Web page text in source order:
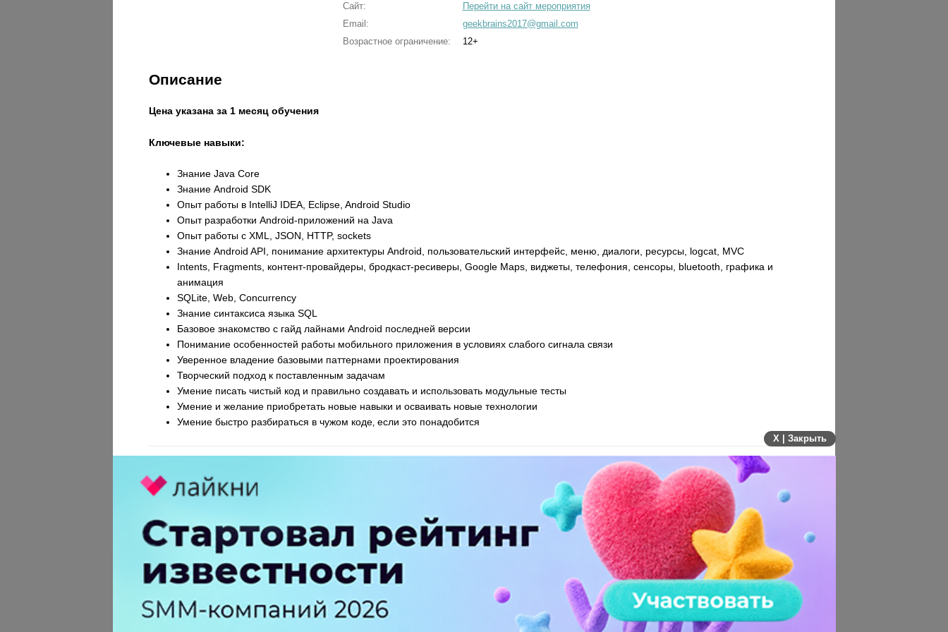
Сайт:
Перейти на сайт мероприятия
Email:
geekbrains2017@gmail.com
Возрастное ограничение:
12+
Описание
Цена указана за 1 месяц обучения
Ключевые навыки:
Знание Java Core
Знание Android SDK
Опыт работы в IntelliJ IDEA, Eclipse, Android Studio
Опыт разработки Android-приложений на Java
Опыт работы с XML, JSON, HTTP, sockets
Знание Android API, понимание архитектуры Android, пользовательский интерфейс, меню, диалоги, ресурсы, logcat, MVC
Intents, Fragments, контент-провайдеры, бродкаст-ресиверы, Google Maps, виджеты, телефония, сенсоры, bluetooth, графика и
анимация
SQLite, Web, Concurrency
Знание синтаксиса языка SQL
Базовое знакомство с гайд лайнами Android последней версии
Понимание особенностей работы мобильного приложения в условиях слабого сигнала связи
Уверенное владение базовыми паттернами проектирования
Творческий подход к поставленным задачам
Умение писать чистый код и правильно создавать и использовать модульные тесты
Умение и желание приобретать новые навыки и осваивать новые технологии
Умение быстро разбираться в чужом коде‚ если это понадобится
X | Закрыть
ПЕРЕЙТИ НА ПОЛНУЮ ВЕРСИЮ
© SEOnews.ru Все права защищены. 2026